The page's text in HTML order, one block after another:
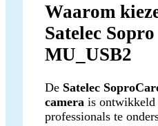
Waarom
Satelec
MU_USB2
De Satelec
camera is ontwikkeld
professionals te